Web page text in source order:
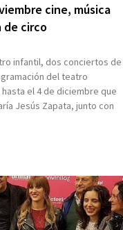
cine, música
de circo
infantil, dos conciertos de
del teatro
el 4 de diciembre que
Jesús Zapata, junto con